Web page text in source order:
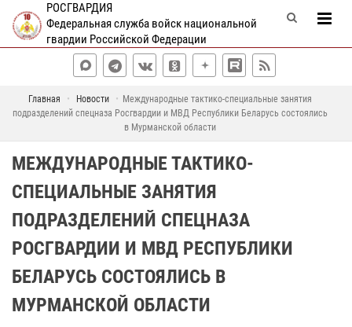
РОСГВАРДИЯ
Федеральная служба войск национальной
гвардии Российской Федерации
Главная Новости
Международные тактико-специальные занятия
подразделений спецназа Росгвардии и МВД Республики Беларусь состоялись
в Мурманской области
МЕЖДУНАРОДНЫЕ ТАКТИКО-
СПЕЦИАЛЬНЫЕ ЗАНЯТИЯ
ПОДРАЗДЕЛЕНИЙ СПЕЦНАЗА
РОСГВАРДИИ И МВД РЕСПУБЛИКИ
БЕЛАРУСЬ СОСТОЯЛИСЬ В
МУРМАНСКОЙ ОБЛАСТИ